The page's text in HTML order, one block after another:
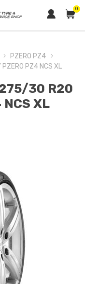
0
PZERO PZ4
PZ4 NCS XL
275/30 R20
NCS XL